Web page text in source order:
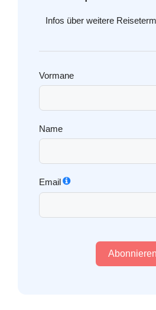
Infos über weitere
Vormane
Name
Email
Abonnieren